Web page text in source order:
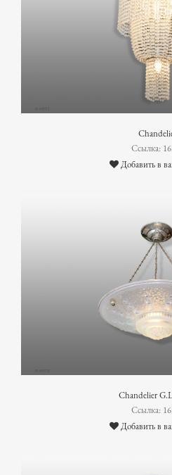
Ссылка:
Добавить в
Chandelier
Ссылка:
Добавить в